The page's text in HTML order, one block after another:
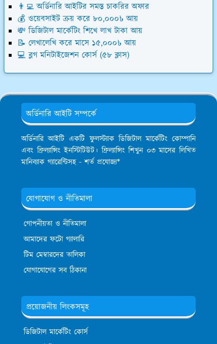
👨‍💻 অর্ডিনারি আইটির সমস্ত চাকরির অফার
💰 ওয়েবসাইট ক্রয় করে ৮০,০০০৳ আয়
💸 ডিজিটাল মার্কেটিং শিখে লাখ টাকা আয়
📝 লেখালেখি করে মাসে ১৫,০০০৳ আয়
💻 ব্লগ মনিটাইজেশন কোর্স (৫৮ ক্লাস)
অর্ডিনারি আইটি সম্পর্কে
অর্ডিনারি আইটি একটি ফুলস্ট্যাক ডিজিটাল মার্কেটিং কোম্পানি
এবং ফ্রিল্যান্সিং ইনস্টিটিউট। ফ্রিল্যান্সিং শিখুন ০৩ মাসের লিখিত
মানিব্যাক গ্যারেন্টিসহ - শর্ত প্রযোজ্য*
যোগাযোগ ও নীতিমালা
গোপনীয়তা ও নীতিমালা
আমাদের ফটো গ্যালারি
টিম মেম্বারদের তালিকা
যোগাযোগের সব ঠিকানা
প্রয়োজনীয় লিংকসমূহ
ডিজিটাল মার্কেটিং কোর্স